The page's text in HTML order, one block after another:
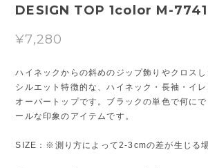
DESIGN TOP 1color M-7741
¥7,280
ハイネックからの斜めのジップ飾りやクロス
シルエット特徴的な、ハイネック・長袖・イ
オーバートップです。ブラックの単色で何に
ールな印象のアイテムです。
SIZE：※測り方によって2-3cmの差が生じる場